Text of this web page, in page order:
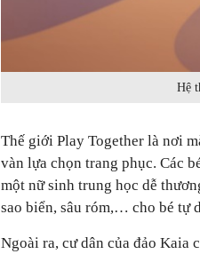
Hệ
Thế giới Play Together là nơi
vàn lựa chọn trang phục. Các
một nữ sinh trung học dễ
sao biển, sâu róm,… cho bé tự
Ngoài ra, cư dân của đảo Kaia